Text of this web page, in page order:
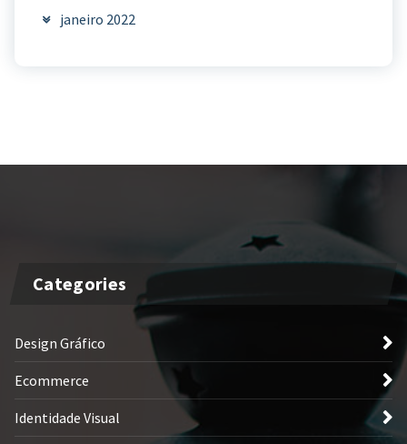
janeiro 2022
Categories
Design Gráfico
Ecommerce
Identidade Visual